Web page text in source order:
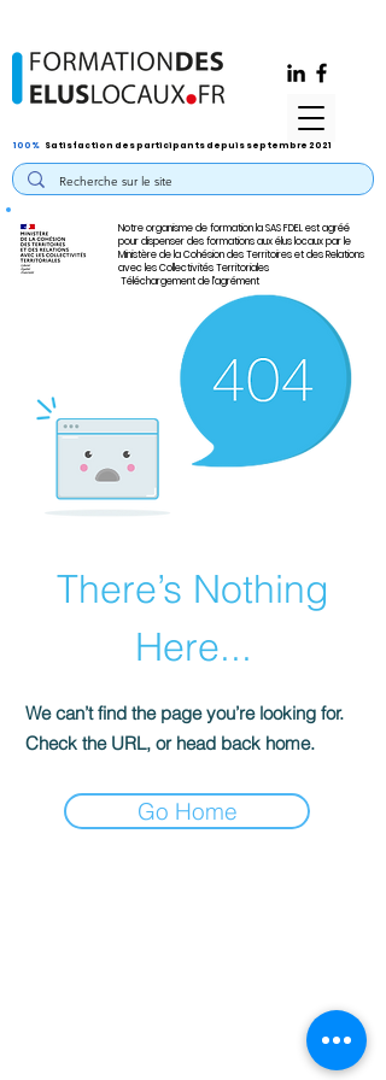
Notre organisme de formation la SAS FDEL est agréé
pour dispenser des formations aux élus locaux par le
Ministère de la Cohésion des Territoires et des Relations
avec les Collectivités Territoriales
Téléchargement de l'agrément
100% Satisfaction des participants depuis septembre 2021
There’s Nothing
Here...
We can’t find the page you’re looking for.
Check the URL, or head back home.
Go Home